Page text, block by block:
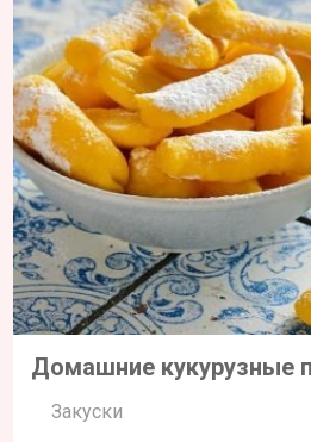
Домашние кукурузные
Закуски